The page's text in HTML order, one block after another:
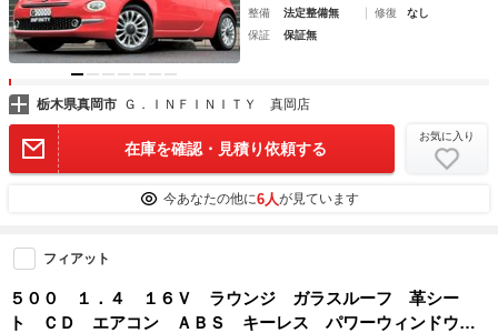
整備
法定整備無 修復
なし
保証
保証無
栃木県真岡市 Ｇ．ＩＮＦＩＮＩＴＹ 真岡店
在庫を確認・見積り依頼する
お気に入り
今あなたの他に6人が見ています
フィアット
５００ １．４ １６Ｖ ラウンジ ガラスルーフ 革シー
ト ＣＤ エアコン ＡＢＳ キーレス パワーウィンドウ